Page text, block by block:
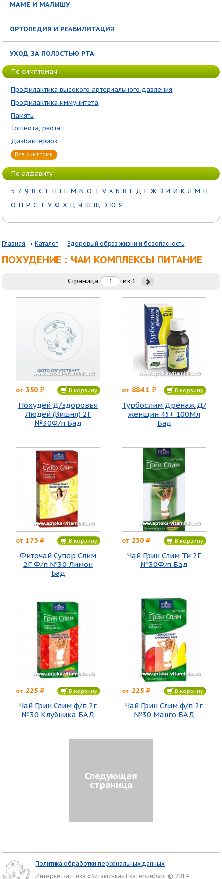
МАМЕ И МАЛЫШУ
ОРТОПЕДИЯ И РЕАБИЛИТАЦИЯ
УХОД ЗА ПОЛОСТЬЮ РТА
По симптомам
Профилактика высокого артериального давления
Профилактика иммунитета
Память
Тошнота, рвота
Дизбактериоз
Все симптомы
По алфавиту
5 7 9 B C E H J L M N O T V А Б В Г Д Е Ж З И Й К Л М Н
О П Р С Т У Ф Х Ц Ч Ш Щ Э Ю Я
Главная Каталог Здоровый образ жизни и безопасность
ПОХУДЕНИЕ : ЧАИ КОМПЛЕКСЫ ПИТАНИЕ
Страница из 1
от 350 В корзину
Похудей Д/здоровья
Людей (Вишня) 2Г
№30Ф/п Бад
от 884.1 В корзину
Турбослим Дренаж Д/
женщин 45+ 100Мл
Бад
от 175 В корзину
Фиточай Супер Слим
2Г Ф/п №30 Лимон
Бад
от 230 В корзину
Чай Грин Слим Ти 2Г
№30Ф/п Бад
от 225 В корзину
Чай Грин Слим ф/п 2г
№30 Клубника БАД
от 225 В корзину
Чай Грин Слим ф/п 2г
№30 Манго БАД
Следующая
страница
Политика обработки персональных данных
Интернет-аптека «Витаминка» Екатеринбург © 2014